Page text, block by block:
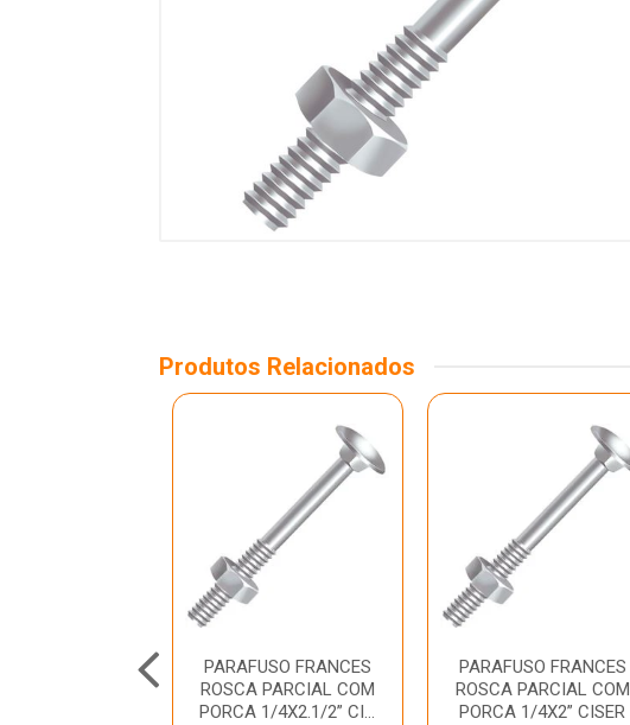
Produtos Relacionados
PARAFUSO FRANCES
ROSCA PARCIAL COM
PORCA 1/4X2.1/2” CI...
PARAFUSO FRANCES
ROSCA PARCIAL COM
PORCA 1/4X2” CISER